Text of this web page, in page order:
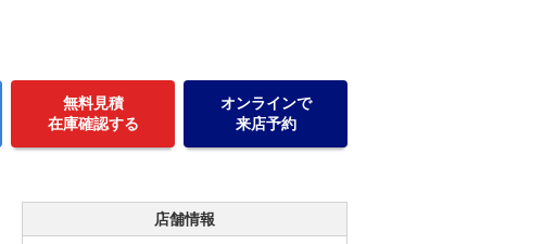
無料見積
在庫確認する
オンラインで
来店予約
店舗情報